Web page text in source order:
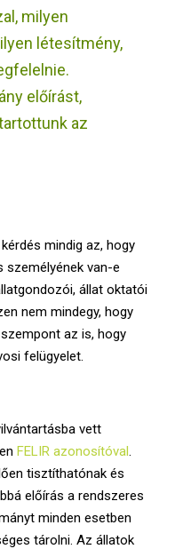
milyen
létesítmény,
előírást,
az
mindig az, hogy
van-e
állat oktatói
nem mindegy, hogy
az is, hogy
felügyelet.
vett
FELIR azonosítóval
tisztíthatónak és
előírás a rendszeres
minden esetben
tárolni. Az állatok